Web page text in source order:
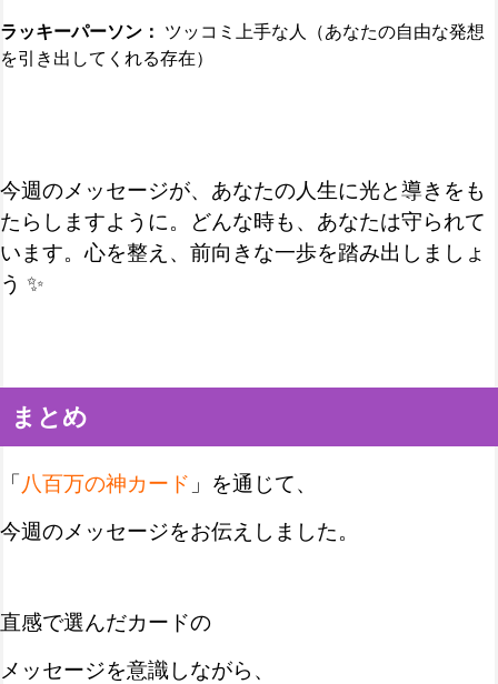
ラッキーパーソン：
ツッコミ上手な人（あなたの自由な発想
を引き出してくれる存在）
今週のメッセージが、あなたの人生に光と導きをも
たらしますように。どんな時も、あなたは守られて
います。心を整え、前向きな一歩を踏み出しましょ
う ✨
まとめ
「 八百万の神カード 」を通じて、
今週のメッセージをお伝えしました。
直感で選んだカードの
メッセージを意識しながら、